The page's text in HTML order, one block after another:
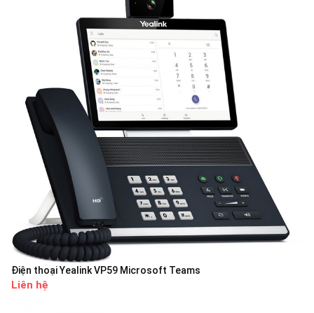
Điện thoại Yealink VP59 Microsoft Teams
Liên hệ